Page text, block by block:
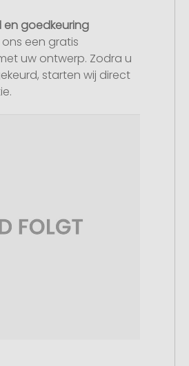
en goedkeuring
een gratis
uw ontwerp. Zodra u
starten wij direct